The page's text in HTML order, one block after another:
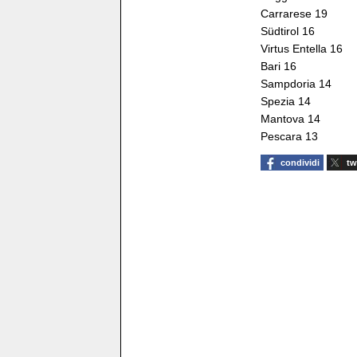
Carrarese 19
Südtirol 16
Virtus Entella 16
Bari 16
Sampdoria 14
Spezia 14
Mantova 14
Pescara 13
condividi